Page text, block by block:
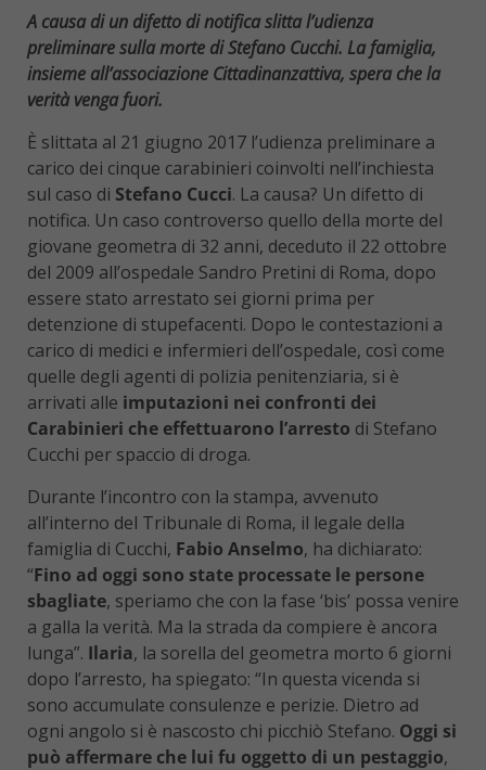
A causa di un difetto di notifica slitta l’udienza
preliminare sulla morte di Stefano Cucchi. La famiglia,
insieme all’associazione Cittadinanzattiva, spera che la
verità venga fuori.
È slittata al 21 giugno 2017 l’udienza preliminare a
carico dei cinque carabinieri coinvolti nell’inchiesta
sul caso di Stefano Cucci. La causa? Un difetto di
notifica. Un caso controverso quello della morte del
giovane geometra di 32 anni, deceduto il 22 ottobre
del 2009 all’ospedale Sandro Pretini di Roma, dopo
essere stato arrestato sei giorni prima per
detenzione di stupefacenti. Dopo le contestazioni a
carico di medici e infermieri dell’ospedale, così come
quelle degli agenti di polizia penitenziaria, si è
arrivati alle imputazioni nei confronti dei
Carabinieri che effettuarono l’arresto di Stefano
Cucchi per spaccio di droga.
Durante l’incontro con la stampa, avvenuto
all’interno del Tribunale di Roma, il legale della
famiglia di Cucchi, Fabio Anselmo, ha dichiarato:
“Fino ad oggi sono state processate le persone
sbagliate, speriamo che con la fase ‘bis’ possa venire
a galla la verità. Ma la strada da compiere è ancora
lunga”. Ilaria, la sorella del geometra morto 6 giorni
dopo l’arresto, ha spiegato: “In questa vicenda si
sono accumulate consulenze e perizie. Dietro ad
ogni angolo si è nascosto chi picchiò Stefano. Oggi si
può affermare che lui fu oggetto di un pestaggio,